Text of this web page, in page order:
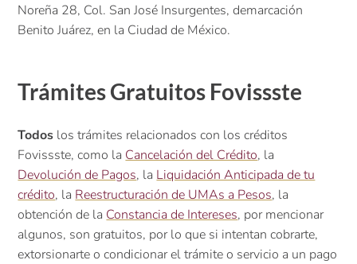
Noreña 28, Col. San José Insurgentes, demarcación
Benito Juárez, en la Ciudad de México.
Trámites Gratuitos Fovissste
Todos los trámites relacionados con los créditos
Fovissste, como la Cancelación del Crédito, la
Devolución de Pagos, la Liquidación Anticipada de tu
crédito, la Reestructuración de UMAs a Pesos, la
obtención de la Constancia de Intereses, por mencionar
algunos, son gratuitos, por lo que si intentan cobrarte,
extorsionarte o condicionar el trámite o servicio a un pago